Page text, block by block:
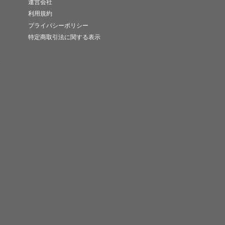
運営会社
利用規約
プライバシーポリシー
特定商取引法に関する表示